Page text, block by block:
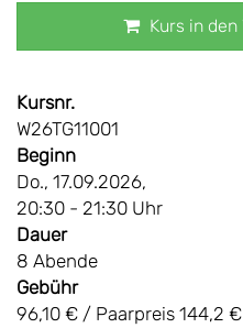
Kurs in
Kursnr.
W26TG11001
Beginn
Do., 17.09.2026,
20:30 - 21:30 Uhr
Dauer
8 Abende
Gebühr
96,10 € / Paarpreis 144,2 €